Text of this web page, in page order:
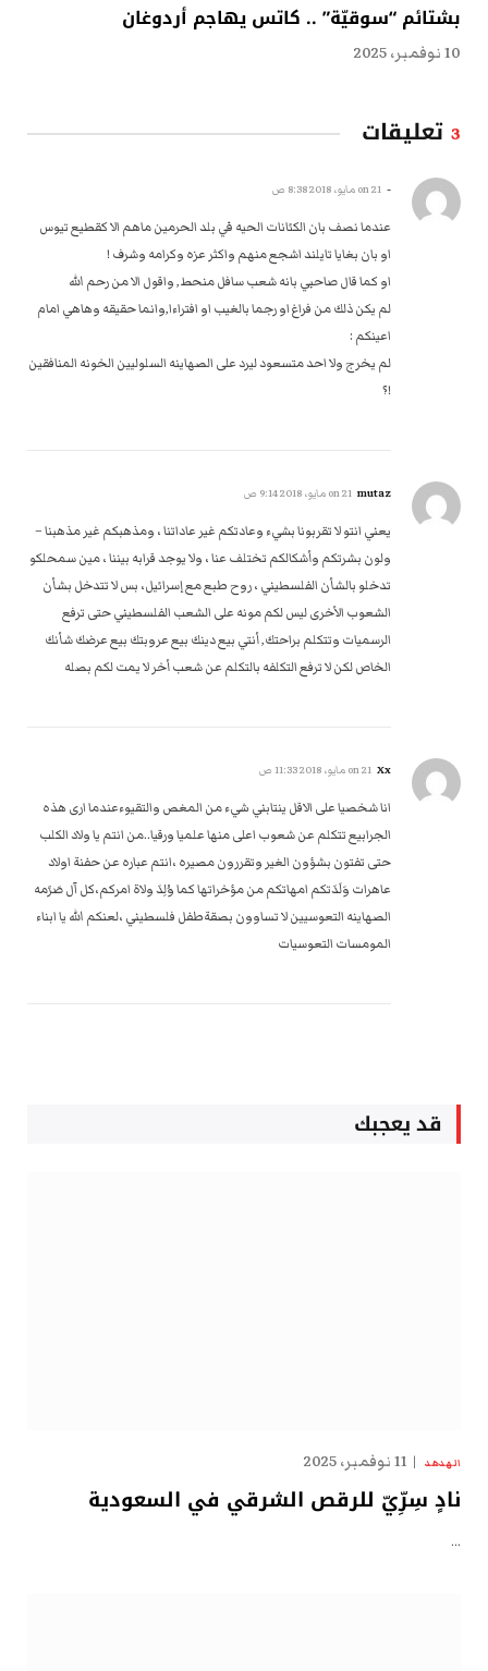
بشتائم “سوقيّة” .. كاتس يهاجم أردوغان
10 نوفمبر، 2025
3 تعليقات
- 21 مايو، 2018 8:38 ص
عندما نصف بان الكئانات الحيه في بلد الحرمين ماهم الا كقطيع تيوس
او بان بغايا تايلند اشجع منهم واكثر عزه وكرامه وشرف !
او كما قال صاحبي بانه شعب سافل منحط, واقول الا من رحم الله
لم يكن ذلك من فراغ او رجما بالغيب او افتراءا,وانما حقيقه وهاهي امام
اعينكم :
لم يخرج ولا احد متسعود ليرد على الصهاينه السلوليين الخونه المنافقين
!؟
mutaz 21 مايو، 2018 9:14 ص
يعني انتو لا تقربونا بشيء وعادتكم غير عاداتنا ، ومذهبكم غير مذهبنا –
ولون بشرتكم وأشكالكم تختلف عنا ، ولا يوجد قرابه بيننا ، مين سمحلكو
تدخلو بالشأن الفلسطيني ، روح طبع مع إسرائيل، بس لا تتدخل بشأن
الشعوب الأخرى ليس لكم مونه على الشعب الفلسطيني حتى ترفع
الرسميات وتتكلم براحتك, أنتي بيع دينك بيع عروبتك بيع عرضك شأنك
الخاص لكن لا ترفع التكلفه بالتكلم عن شعب أخر لا يمت لكم بصله
Xx 21 مايو، 2018 11:33 ص
انا شخصيا على الاقل ينتابني شيء من المغص والتقيوءعندما ارى هذه
الجرابيع تتكلم عن شعوب اعلى منها علميا ورقيا..من انتم يا ولاد الكلب
حتى تفتون بشؤون الغير وتقررون مصيره ،انتم عباره عن حفنة اولاد
عاهرات وَلَدَتكم امهاتكم من مؤخراتها كما وُلِدَ ولاة امركم،كل آل صَرًمه
الصهاينه التعوسيين لا تساوون بصقةطفل فلسطيني ،لعنكم الله يا ابناء
المومسات التعوسيات
قد يعجبك
الهدهد 11 نوفمبر، 2025
نادٍ سِرِّيّ للرقص الشرقي في السعودية
…